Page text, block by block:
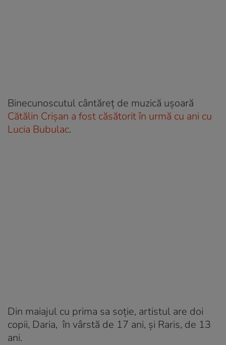
Binecunoscutul cântăreț de muzică ușoară
Cătălin Crișan a fost căsătorit în urmă cu ani cu
Lucia Bubulac.
Din maiajul cu prima sa soție, artistul are doi
copii, Daria, în vârstă de 17 ani, și Raris, de 13
ani.